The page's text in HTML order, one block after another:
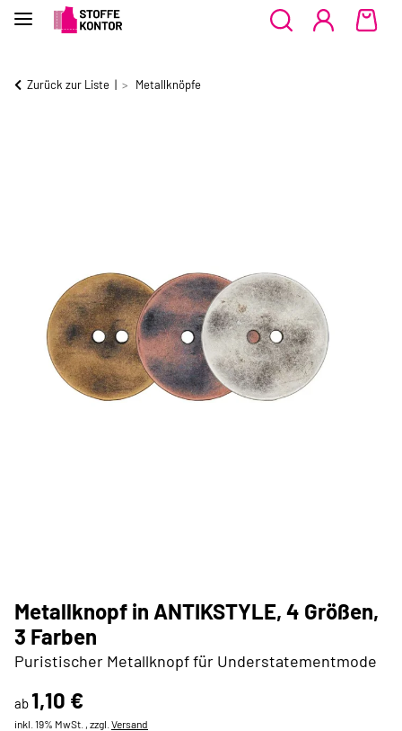
Zurück zur Liste Metallknöpfe
Metallknopf in ANTIKSTYLE, 4 Größen,
3 Farben
Puristischer Metallknopf für Understatementmode
ab1,10 €
inkl. 19% MwSt. , zzgl. Versand